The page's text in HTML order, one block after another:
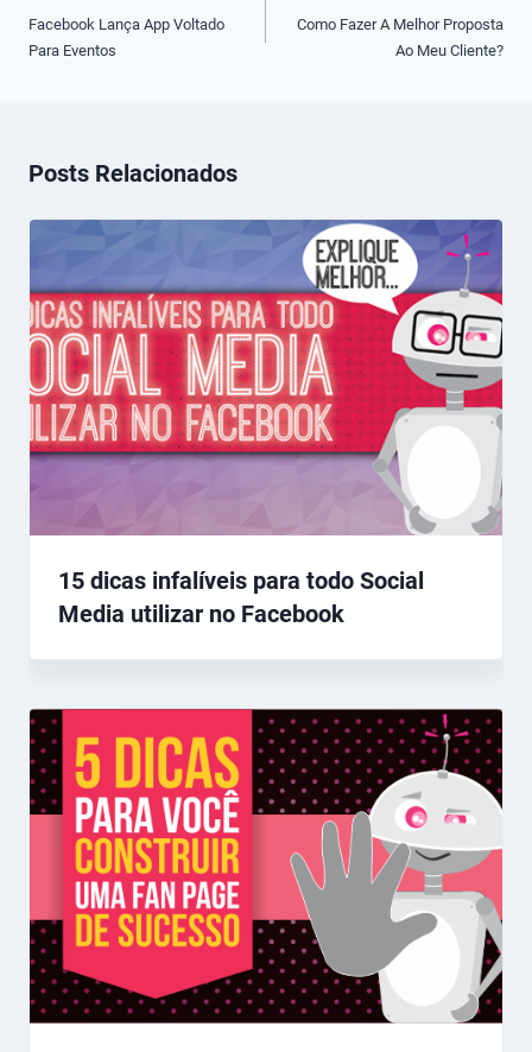
de
Post
Facebook Lança App Voltado
Para Eventos
Como Fazer A Melhor Proposta
Ao Meu Cliente?
Posts Relacionados
15 dicas infalíveis para todo Social
Media utilizar no Facebook